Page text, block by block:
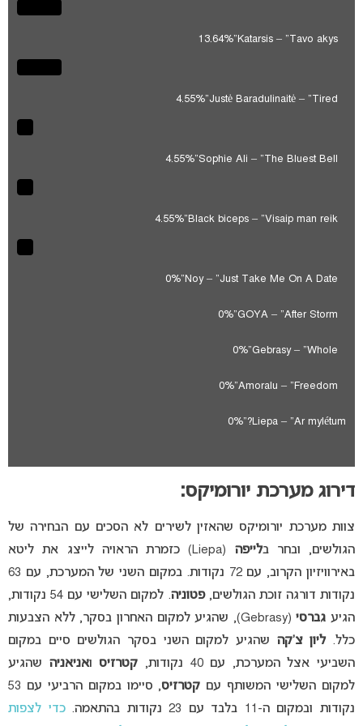
Katarsis – “Tavo akys”
13.64%
Justė Baradulinaitė – “Tired”
4.55%
Sophie Ali – “The Bluest Bell“
4.55%
Black biceps – “Visaip man reik”
4.55%
Noy – “Just Take Me On A Date”
0%
GOYA – “After Storm”
0%
Gebrasy – “Whole”
0%
Amoralu – “Freedom”
0%
Liepa – “Ar mylétum?”
0%
דירוג מערכת יורומיקס:
צוות מערכת יורומיקס שהאזין לשירים לא הסכים עם הבחירה של
הגולשים, ובחר בלייפה
(Liepa) כזמרת הראויה לייצג את ליטא
באירוויזיון הקרוב, עם 72 נקודות. במקום השני של המערכת, עם 63
נקודות דורגה זוכת הגולשים, פטוניה
. למקום השלישי עם 54 נקודות,
הגיע גברסי
(Gebrasy), שהגיע למקום האחרון בסקר, ללא הצבעות
כלל. ליון צ’קה
שהגיע למקום השני בסקר הגולשים סיים במקום
השביעי אצל המערכת, עם 40 נקודות,
קטרזיסו אניאניה
שהגיע
למקום השלישי המשותף עם קטרזיס
, סיימו במקום הרביעי עם 53
נקודות ובמקום ה-11 בלבד עם 23 נקודות בהתאמה.
כדי לצפות